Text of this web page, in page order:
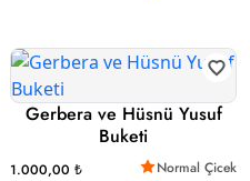
Gerbera ve Hüsnü Yusuf
Buketi
1.000,00 ₺ Normal Çicek